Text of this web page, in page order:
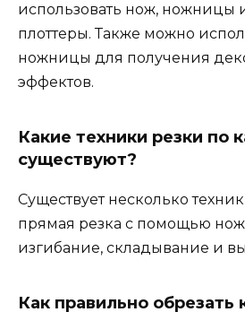
использовать нож, ножницы
плоттеры. Также можно
ножницы для получения
эффектов.
Какие техники резки по
существуют?
Существует несколько
прямая резка с помощью
изгибание, складывание и
Как правильно обрезать